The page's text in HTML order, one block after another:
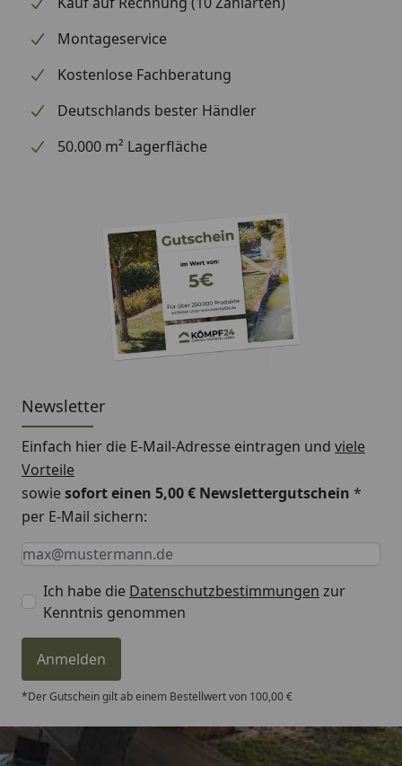
Montageservice
Kostenlose Fachberatung
Deutschlands bester Händler
50.000 m² Lagerfläche
Newsletter
Einfach hier die E-Mail-Adresse eintragen und viele
Vorteile
sowiesofort einen 5,00 € Newslettergutschein *
per E-Mail sichern:
Keine Eingabe erforderlich
Eingabe erforderlich
E-Mail *
Ich habe die Datenschutzbestimmungen zur
Kenntnis genommen
Anmelden
*Der Gutschein gilt ab einem Bestellwert von 100,00 €